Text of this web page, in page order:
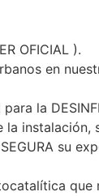
OFICIAL ).
en
la
su